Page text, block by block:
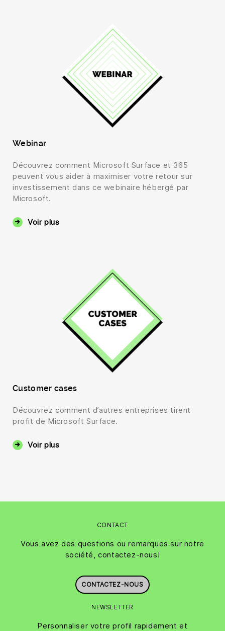
Webinar
Découvrez comment Microsoft Surface et 365
peuvent vous aider à maximiser votre retour sur
investissement dans ce webinaire hébergé par
Microsoft.
Voir plus
Customer cases
Découvrez comment d’autres entreprises tirent
profit de Microsoft Surface.
Voir plus
CONTACT
Vous avez des questions ou remarques sur notre
société, contactez-nous!
CONTACTEZ-NOUS
NEWSLETTER
Personnaliser votre profil rapidement et